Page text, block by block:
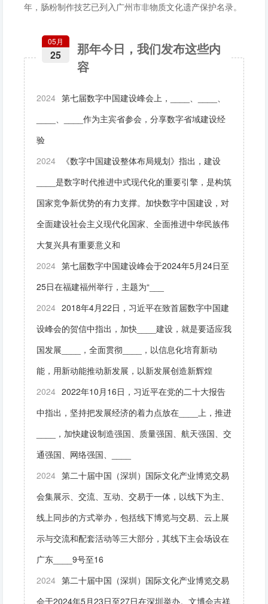
年，肠粉制作技艺已列入广州市非物质文化遗产保护名录。
那年今日，我们发布这些内
容
05月
25
2024 第七届数字中国建设峰会上，____、____、
____、____作为主宾省参会，分享数字省域建设经
验
2024
《数字中国建设整体布局规划》指出，建设
____是数字时代推进中式现代化的重要引擎，是构筑
国家竞争新优势的有力支撑。加快数字中国建设，对
全面建设社会主义现代化国家、全面推进中华民族伟
大复兴具有重要意义和
2024 第七届数字中国建设峰会于2024年5月24日至
25日在福建福州举行，主题为“___
2024 2018年4月22日，习近平在致首届数字中国建
设峰会的贺信中指出，加快____建设，就是要适应我
国发展____，全面贯彻____，以信息化培育新动
能，用新动能推动新发展，以新发展创造新辉煌
2024 2022年10月16日，习近平在党的二十大报告
中指出，坚持把发展经济的着力点放在____上，推进
____，加快建设制造强国、质量强国、航天强国、交
通强国、网络强国、____
2024 第二十届中国（深圳）国际文化产业博览交易
会集展示、交流、互动、交易于一体，以线下为主、
线上同步的方式举办，包括线下博览与交易、云上展
示与交流和配套活动等三大部分，其线下主会场设在
广东____9号至16
2024 第二十届中国（深圳）国际文化产业博览交易
会于2024年5月23日至27日在深圳举办。文博会吉祥